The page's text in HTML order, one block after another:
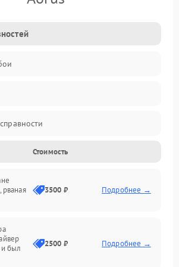
коммуникационные проблемы
Стоимость
рваная
3500 ₽ Подробнее →
и был
2500 ₽ Подробнее →